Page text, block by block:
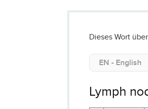
Dieses Wort
Lymph